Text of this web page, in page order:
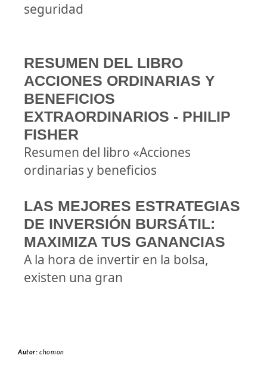
seguridad
RESUMEN DEL LIBRO
ACCIONES ORDINARIAS Y
BENEFICIOS
EXTRAORDINARIOS - PHILIP
FISHER
Resumen del libro «Acciones
ordinarias y beneficios
LAS MEJORES ESTRATEGIAS
DE INVERSIÓN BURSÁTIL:
MAXIMIZA TUS GANANCIAS
A la hora de invertir en la bolsa,
existen una gran
Autor:chomon